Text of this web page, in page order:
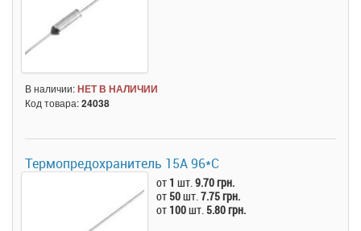
В наличии:НЕТ В НАЛИЧИИ
Код товара:24038
Термопредохранитель 15А 96*C
от 1 шт.9.70 грн.
от 50шт.7.75 грн.
от 100шт. 5.80 грн.